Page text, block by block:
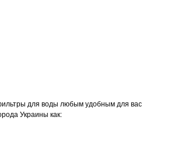
для воды любым удобным для вас
Украины как: